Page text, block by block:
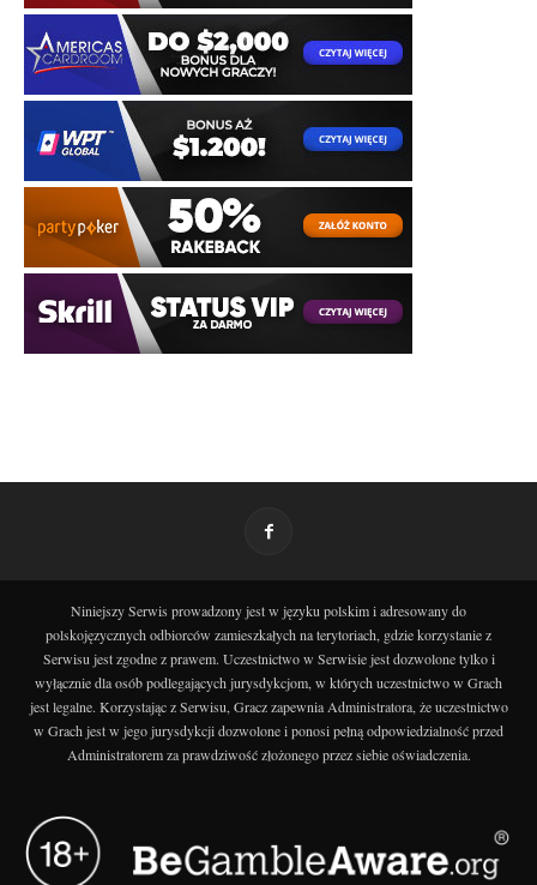
Niniejszy Serwis prowadzony jest w języku polskim i adresowany do
polskojęzycznych odbiorców zamieszkałych na terytoriach, gdzie korzystanie z
Serwisu jest zgodne z prawem. Uczestnictwo w Serwisie jest dozwolone tylko i
wyłącznie dla osób podlegających jurysdykcjom, w których uczestnictwo w Grach
jest legalne. Korzystając z Serwisu, Gracz zapewnia Administratora, że uczestnictwo
w Grach jest w jego jurysdykcji dozwolone i ponosi pełną odpowiedzialność przed
Administratorem za prawdziwość złożonego przez siebie oświadczenia.